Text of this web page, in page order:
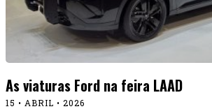
As viaturas Ford na feira LAAD
15 • ABRIL • 2026